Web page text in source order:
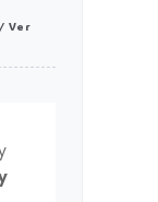
/ Ver